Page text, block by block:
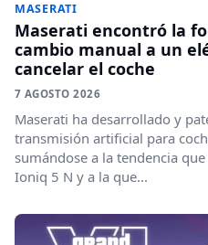
MASERATI
Maserati encontró la
cambio manual a un
cancelar el coche
7 AGOSTO 2026
Maserati ha desarrollado y
transmisión artificial para
sumándose a la tendencia
Ioniq 5 N y a la que...